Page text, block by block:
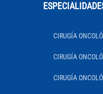
CIRUGÍA
CIRUGÍA
CIRUGÍA